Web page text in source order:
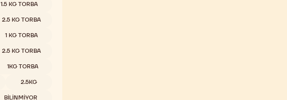
1.5 KG TORBA
2.5 KG TORBA
1 KG TORBA
2.5 KG TORBA
1KG TORBA
2.5KG
BILINMIYOR